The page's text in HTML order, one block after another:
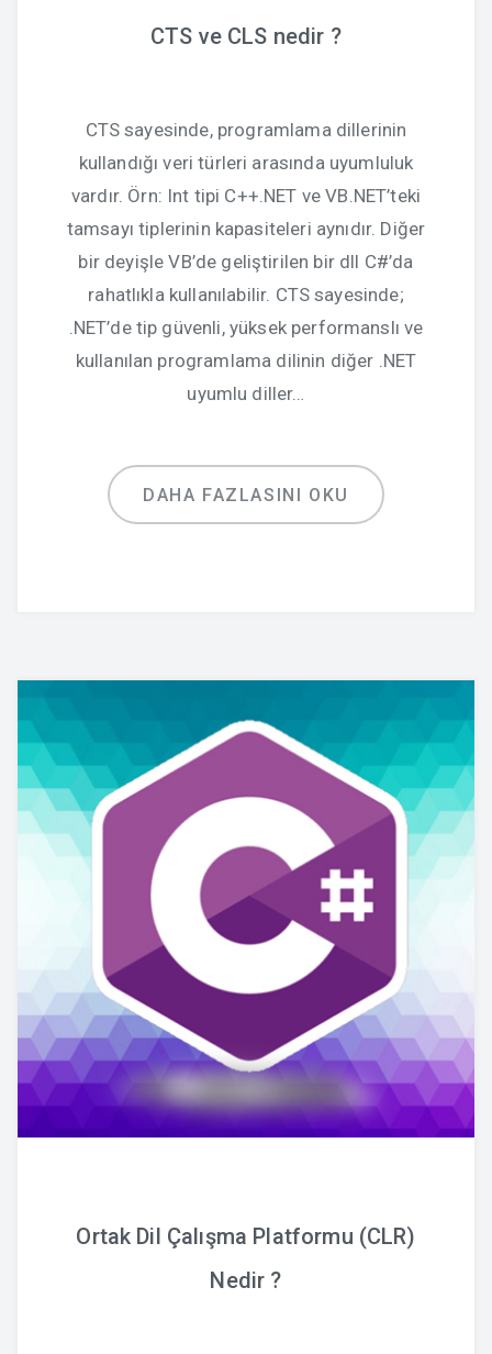
CTS ve CLS nedir ?
CTS sayesinde, programlama dillerinin
kullandığı veri türleri arasında uyumluluk
vardır. Örn: Int tipi C++.NET ve VB.NET’teki
tamsayı tiplerinin kapasiteleri aynıdır. Diğer
bir deyişle VB’de geliştirilen bir dll C#’da
rahatlıkla kullanılabilir. CTS sayesinde;
.NET’de tip güvenli, yüksek performanslı ve
kullanılan programlama dilinin diğer .NET
uyumlu diller…
DAHA FAZLASINI OKU
Ortak Dil Çalışma Platformu (CLR)
Nedir ?